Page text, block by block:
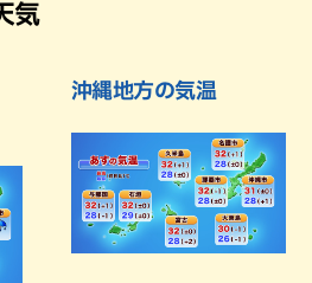
気
沖縄地方の気温